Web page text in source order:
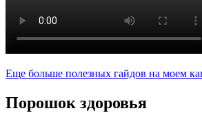
Еще больше полезных гайдов на моем
Порошок здоровья